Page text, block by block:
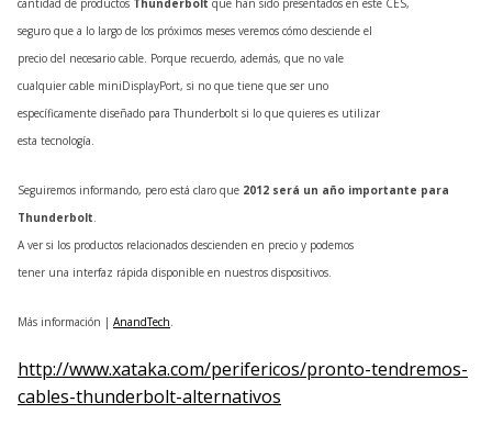
cantidad de productos Thunderbolt que han sido presentados en este CES,
seguro que a lo largo de los próximos meses veremos cómo desciende el
precio del necesario cable. Porque recuerdo, además, que no vale
cualquier cable miniDisplayPort, si no que tiene que ser uno
específicamente diseñado para Thunderbolt si lo que quieres es utilizar
esta tecnología.
Seguiremos informando, pero está claro que 2012 será un año importante para
Thunderbolt.
A ver si los productos relacionados descienden en precio y podemos
tener una interfaz rápida disponible en nuestros dispositivos.
Más información | AnandTech.
http://www.xataka.com/perifericos/pronto-tendremos-
cables-thunderbolt-alternativos